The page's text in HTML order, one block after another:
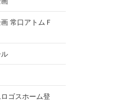
常口アトムＦ
ル
ロゴスホーム登